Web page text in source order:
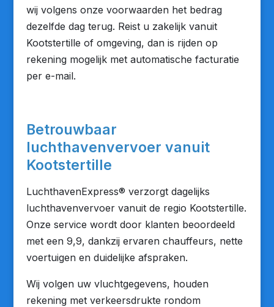
wij volgens onze voorwaarden het bedrag
dezelfde dag terug. Reist u zakelijk vanuit
Kootstertille of omgeving, dan is rijden op
rekening mogelijk met automatische facturatie
per e-mail.
Betrouwbaar
luchthavenvervoer vanuit
Kootstertille
LuchthavenExpress® verzorgt dagelijks
luchthavenvervoer vanuit de regio Kootstertille.
Onze service wordt door klanten beoordeeld
met een 9,9, dankzij ervaren chauffeurs, nette
voertuigen en duidelijke afspraken.
Wij volgen uw vluchtgegevens, houden
rekening met verkeersdrukte rondom